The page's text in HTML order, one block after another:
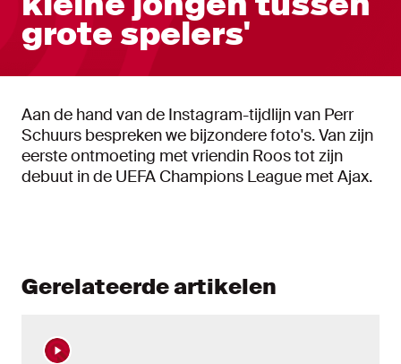
grote spelers'
Aan de hand van de Instagram-tijdlijn van Perr
Schuurs bespreken we bijzondere foto's. Van zijn
eerste ontmoeting met vriendin Roos tot zijn
debuut in de UEFA Champions League met Ajax.
Gerelateerde artikelen